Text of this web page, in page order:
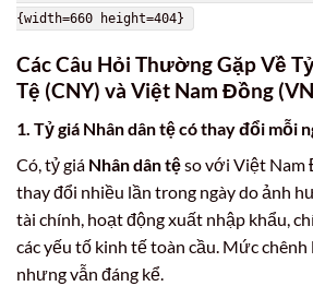
{width=660 height=404}
Các Câu Hỏi Thường Gặp Về
Tệ (CNY) và Việt Nam Đồng
1. Tỷ giá Nhân dân tệ có thay đổi mỗi
Có, tỷ giá Nhân dân tệso với Việt Nam
thay đổi nhiều lần trong ngày do ảnh
tài chính, hoạt động xuất nhập khẩu,
các yếu tố kinh tế toàn cầu. Mức
nhưng vẫn đáng kể.